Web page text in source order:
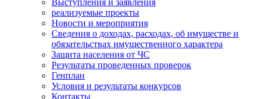
реализуемые проекты
Новости и мероприятия
Сведения о доходах, расходах, об имуществе и
обязательствах имущественного характера
Защита населения от ЧС
Результаты проведенных проверок
Генплан
Условия и результаты конкурсов
Контакты